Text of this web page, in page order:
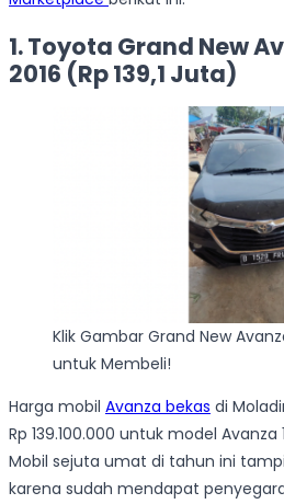
1. Toyota Grand New
2016 (Rp 139,1 Juta)
Klik Gambar Grand New
untuk Membeli!
Harga mobil Avanza bekas di
Rp 139.100.000 untuk model Avanza
Mobil sejuta umat di tahun ini
karena sudah mendapat